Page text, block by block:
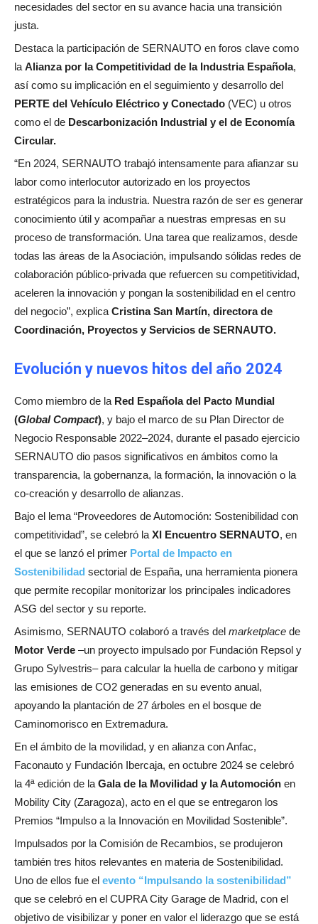
necesidades del sector en su avance hacia una transición
justa.
Destaca la participación de SERNAUTO en foros clave como
la Alianza por la Competitividad de la Industria Española,
así como su implicación en el seguimiento y desarrollo del
PERTE del Vehículo Eléctrico y Conectado (VEC) u otros
como el de Descarbonización Industrial y el de Economía
Circular.
“En 2024, SERNAUTO trabajó intensamente para afianzar su
labor como interlocutor autorizado en los proyectos
estratégicos para la industria. Nuestra razón de ser es generar
conocimiento útil y acompañar a nuestras empresas en su
proceso de transformación. Una tarea que realizamos, desde
todas las áreas de la Asociación, impulsando sólidas redes de
colaboración público-privada que refuercen su competitividad,
aceleren la innovación y pongan la sostenibilidad en el centro
del negocio”, explica Cristina San Martín, directora de
Coordinación, Proyectos y Servicios de SERNAUTO.
Evolución y nuevos hitos del año 2024
Como miembro de la Red Española del Pacto Mundial
(Global Compact), y bajo el marco de su Plan Director de
Negocio Responsable 2022–2024, durante el pasado ejercicio
SERNAUTO dio pasos significativos en ámbitos como la
transparencia, la gobernanza, la formación, la innovación o la
co-creación y desarrollo de alianzas.
Bajo el lema “Proveedores de Automoción: Sostenibilidad con
competitividad”, se celebró la XI Encuentro SERNAUTO, en
el que se lanzó el primer Portal de Impacto en
Sostenibilidad sectorial de España, una herramienta pionera
que permite recopilar monitorizar los principales indicadores
ASG del sector y su reporte.
Asimismo, SERNAUTO colaboró a través del marketplace de
Motor Verde –un proyecto impulsado por Fundación Repsol y
Grupo Sylvestris– para calcular la huella de carbono y mitigar
las emisiones de CO2 generadas en su evento anual,
apoyando la plantación de 27 árboles en el bosque de
Caminomorisco en Extremadura.
En el ámbito de la movilidad, y en alianza con Anfac,
Faconauto y Fundación Ibercaja, en octubre 2024 se celebró
la 4ª edición de la Gala de la Movilidad y la Automoción en
Mobility City (Zaragoza), acto en el que se entregaron los
Premios “Impulso a la Innovación en Movilidad Sostenible”.
Impulsados por la Comisión de Recambios, se produjeron
también tres hitos relevantes en materia de Sostenibilidad.
Uno de ellos fue el evento “Impulsando la sostenibilidad”
que se celebró en el CUPRA City Garage de Madrid, con el
objetivo de visibilizar y poner en valor el liderazgo que se está